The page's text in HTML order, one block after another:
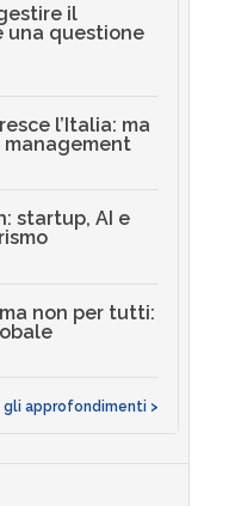
il
una questione
l’Italia: ma
startup, AI e
non per tutti:
approfondimenti >